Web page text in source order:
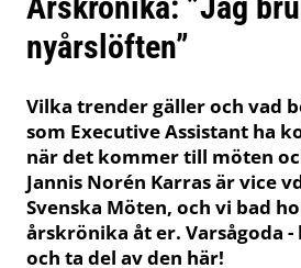
nyårslöften”
Vilka trender gäller och vad
som Executive Assistant ha
när det kommer till möten
Jannis Norén Karras är vice
Svenska Möten, och vi bad
årskrönika åt er. Varsågoda
och ta del av den här!